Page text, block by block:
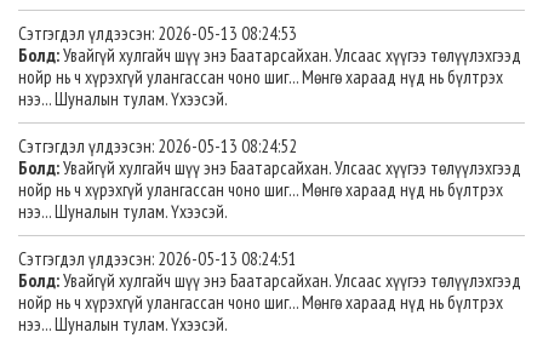
Сэтгэгдэл үлдээсэн: 2026-05-13 08:24:53
Болд:Увайгүй хулгайч шүү энэ Баатарсайхан. Улсаас хүүгээ төлүүлэхгээд
нойр нь ч хүрэхгүй улангассан чоно шиг... Мөнгө хараад нүд нь бүлтрэх
нээ... Шуналын тулам. Үхээсэй.
Сэтгэгдэл үлдээсэн: 2026-05-13 08:24:52
Болд:Увайгүй хулгайч шүү энэ Баатарсайхан. Улсаас хүүгээ төлүүлэхгээд
нойр нь ч хүрэхгүй улангассан чоно шиг... Мөнгө хараад нүд нь бүлтрэх
нээ... Шуналын тулам. Үхээсэй.
Сэтгэгдэл үлдээсэн: 2026-05-13 08:24:51
Болд:Увайгүй хулгайч шүү энэ Баатарсайхан. Улсаас хүүгээ төлүүлэхгээд
нойр нь ч хүрэхгүй улангассан чоно шиг... Мөнгө хараад нүд нь бүлтрэх
нээ... Шуналын тулам. Үхээсэй.